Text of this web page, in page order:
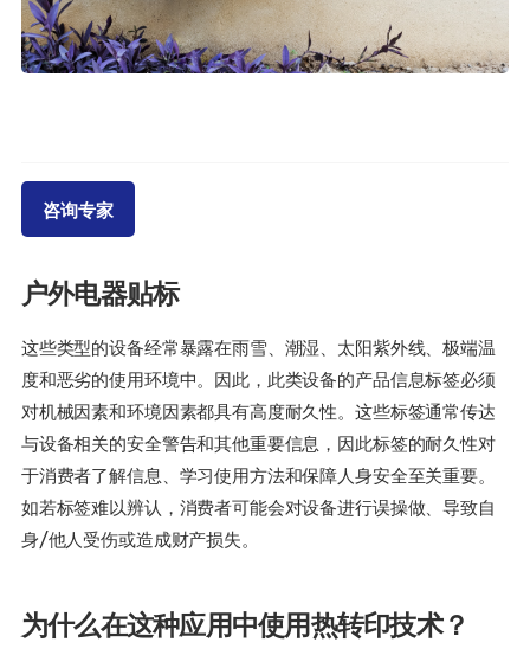
户外电器贴标
这些类型的设备经常暴露在雨雪、潮湿、太阳紫外线、极端温
度和恶劣的使用环境中。因此，此类设备的产品信息标签必须
对机械因素和环境因素都具有高度耐久性。这些标签通常传达
与设备相关的安全警告和其他重要信息，因此标签的耐久性对
于消费者了解信息、学习使用方法和保障人身安全至关重要。
如若标签难以辨认，消费者可能会对设备进行误操做、导致自
身/他人受伤或造成财产损失。
为什么在这种应用中使用热转印技术？
咨询专家